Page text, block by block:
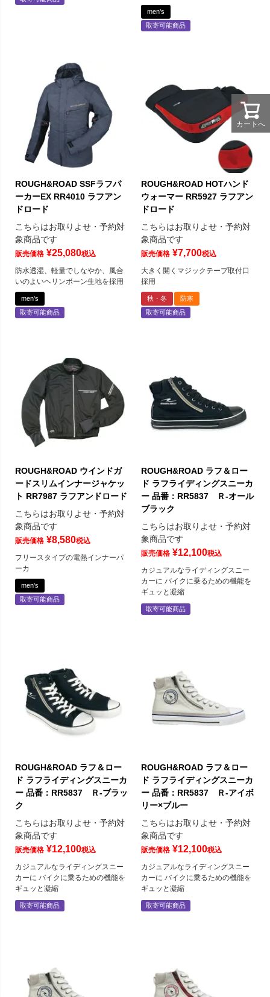
men's
取寄可能商品
ROUGH&ROAD SSFラフパ
ーカーEX RR4010 ラフアン
ドロード
こちらはお取りよせ・予約対
象商品です
販売価格 ¥25,080税込
防水透湿、軽量でしなやか、風合
いのよいヘリンボーン生地を採用
men's
取寄可能商品
ROUGH&ROAD HOTハンド
ウォーマー RR5927 ラフアン
ドロード
こちらはお取りよせ・予約対
象商品です
販売価格 ¥7,700税込
大きく開くマジックテープ取付口
採用
秋・冬
防寒
取寄可能商品
ROUGH&ROAD ウインドガ
ードスリムインナージャケッ
ト RR7987 ラフアンドロード
こちらはお取りよせ・予約対
象商品です
販売価格 ¥8,580税込
フリースタイプの電熱インナーパ
ーカ
men's
取寄可能商品
ROUGH&ROAD ラフ＆ロー
ド ラフライディングスニーカ
ー 品番：RR5837 Ｒ-オール
ブラック
こちらはお取りよせ・予約対
象商品です
販売価格 ¥12,100税込
カジュアルなライディングスニー
カーに バイクに乗るための機能を
ギュッと凝縮
取寄可能商品
ROUGH&ROAD ラフ＆ロー
ド ラフライディングスニーカ
ー 品番：RR5837 Ｒ-ブラッ
ク
こちらはお取りよせ・予約対
象商品です
販売価格 ¥12,100税込
カジュアルなライディングスニー
カーに バイクに乗るための機能を
ギュッと凝縮
取寄可能商品
ROUGH&ROAD ラフ＆ロー
ド ラフライディングスニーカ
ー 品番：RR5837 Ｒ-アイボ
リー×ブルー
こちらはお取りよせ・予約対
象商品です
販売価格 ¥12,100税込
カジュアルなライディングスニー
カーに バイクに乗るための機能を
ギュッと凝縮
取寄可能商品
カートへ